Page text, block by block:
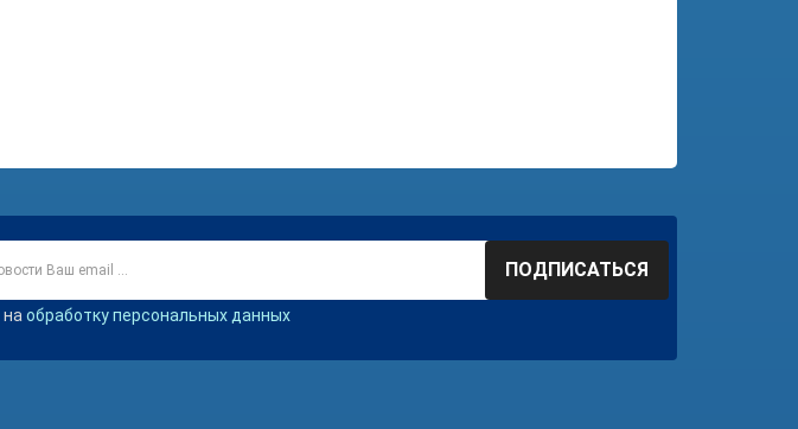
ПОДПИСАТЬСЯ
обработку персональных данных